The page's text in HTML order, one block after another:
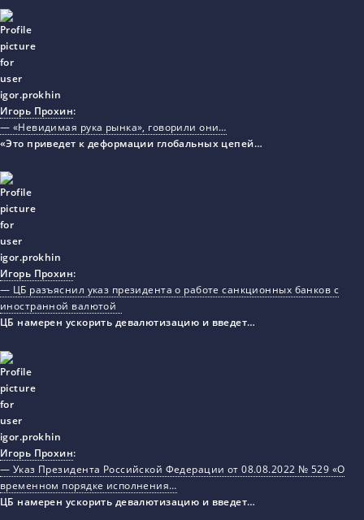
Игорь Прохин:
— «Невидимая рука рынка», говорили они…
«Это приведет к деформации глобальных цепей…
Игорь Прохин:
— ЦБ разъяснил указ президента о работе санкционных банков с
иностранной валютой
ЦБ намерен ускорить девалютизацию и введет…
Игорь Прохин:
— Указ Президента Российской Федерации от 08.08.2022 № 529 «О
временном порядке исполнения…
ЦБ намерен ускорить девалютизацию и введет…